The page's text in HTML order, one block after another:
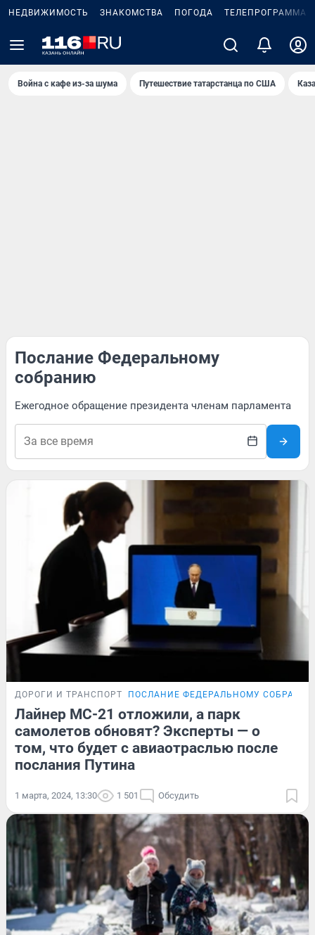
НЕДВИЖИМОСТЬ ЗНАКОМСТВА ПОГОДА ТЕЛЕПРОГРАММА
Война с кафе из-за шума Путешествие татарстанца по США
Послание Федеральному
собранию
Ежегодное обращение президента членам парламента
ДОРОГИ И ТРАНСПОРТ ПОСЛАНИЕ ФЕДЕРАЛЬНОМУ
Лайнер MC-21 отложили, а парк
самолетов обновят? Эксперты — о
том, что будет с авиаотраслью после
послания Путина
1 марта, 2024, 13:30 1 501 Обсудить